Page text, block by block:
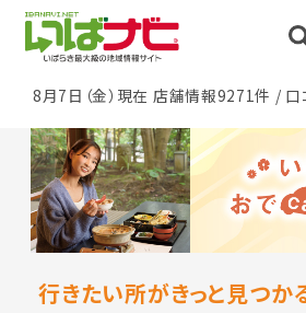
8月7日（金）現在 店舗情報9271件 /
行きたい所がきっと見つか